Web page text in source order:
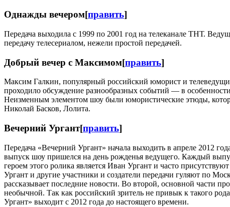
Однажды вечером[править]
Передача выходила с 1999 по 2001 год на телеканале ТНТ.
передачу телесериалом, нежели простой передачей.
Добрый вечер с Максимом[править]
Максим Галкин, популярный российский юморист и
проходило обсуждение разнообразных событий — в
Неизменным элементом шоу были юмористические этюды,
Николай Басков, Лолита.
Вечерний Ургант[править]
Передача «Вечерний Ургант» начала выходить в апреле 2012
выпуск шоу пришелся на день рожденья ведущего. Каждый
героем этого ролика является Иван Ургант и часто
Ургант и другие участники и создатели передачи гуляют по
рассказывает последние новости. Во второй, основной части
необычной. Так как российский зритель не привык к такого
Ургант» выходит с 2012 года до настоящего времени.